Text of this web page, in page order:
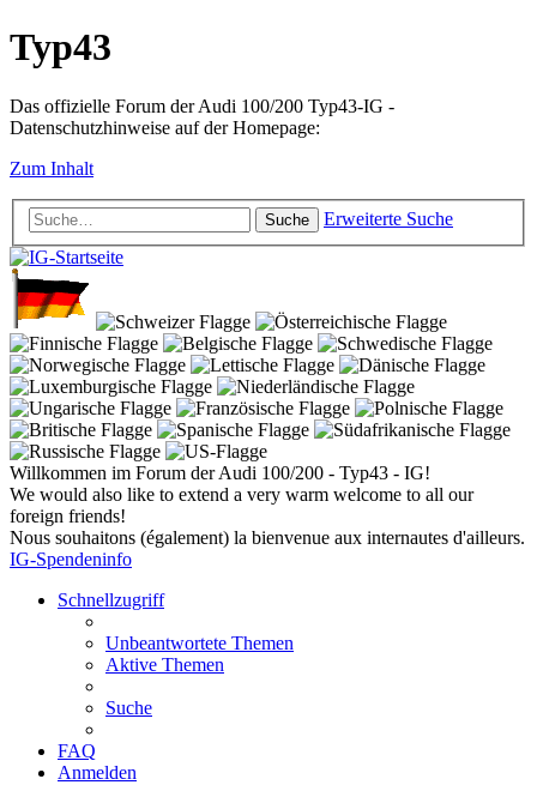
Typ43
Das offizielle Forum der Audi 100/200 Typ43-IG -
Datenschutzhinweise auf der Homepage:
Zum Inhalt
Suche Erweiterte Suche
Willkommen im Forum der Audi 100/200 - Typ43 - IG!
We would also like to extend a very warm welcome to all our
foreign friends!
Nous souhaitons (également) la bienvenue aux internautes d'ailleurs.
IG-Spendeninfo
Schnellzugriff
Unbeantwortete Themen
Aktive Themen
Suche
FAQ
Anmelden